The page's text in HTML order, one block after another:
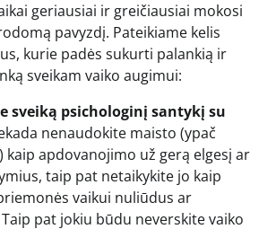
geriausiai ir greičiausiai mokosi
pavyzdį. Pateikiame kelis
kurie padės sukurti palankią ir
sveikam vaiko augimui:
sveiką psichologinį santykį su
nenaudokite maisto (ypač
kaip apdovanojimo už gerą elgesį ar
taip pat netaikykite jo kaip
vaikui nuliūdus ar
pat jokiu būdu neverskite vaiko